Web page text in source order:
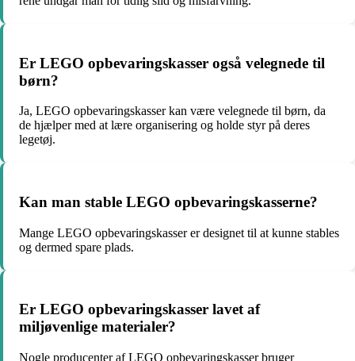
Er LEGO opbevaringskasser også velegnede til
børn?
Ja, LEGO opbevaringskasser kan være velegnede til børn, da
de hjælper med at lære organisering og holde styr på deres
legetøj.
Kan man stable LEGO opbevaringskasserne?
Mange LEGO opbevaringskasser er designet til at kunne stables
og dermed spare plads.
Er LEGO opbevaringskasser lavet af
miljøvenlige materialer?
Nogle producenter af LEGO opbevaringskasser bruger